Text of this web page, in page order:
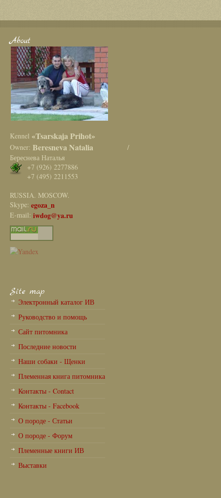
About
Kennel «Tsarskaja Prihot»
Owner: Beresneva Natalia /
Береснева Наталья
+7 (926) 2277886
+7 (495) 2211553
RUSSIA. MOSCOW.
Skype: egoza_n
E-mail: iwdog@ya.ru
Site map
Электронный каталог ИВ
Руководство и помощь
Сайт питомника
Последние новости
Наши собаки - Щенки
Племенная книга питомника
Контакты - Contact
Контакты - Facebook
О породе - Статьи
О породе - Форум
Племенные книги ИВ
Выставки